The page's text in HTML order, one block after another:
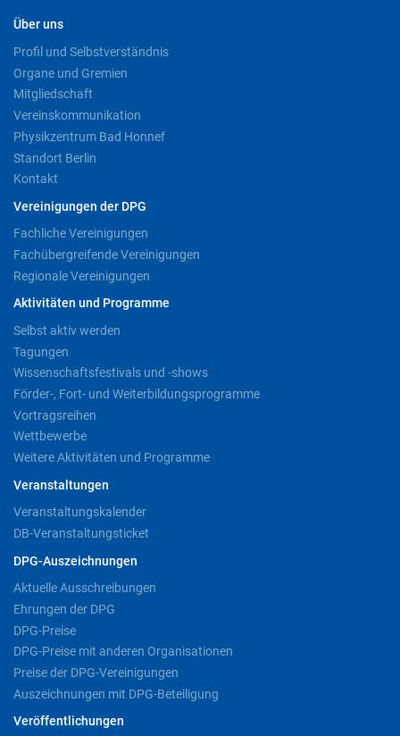
Über uns
Profil und Selbstverständnis
Organe und Gremien
Mitgliedschaft
Vereinskommunikation
Physikzentrum Bad Honnef
Standort Berlin
Kontakt
Vereinigungen der DPG
Fachliche Vereinigungen
Fachübergreifende Vereinigungen
Regionale Vereinigungen
Aktivitäten und Programme
Selbst aktiv werden
Tagungen
Wissenschaftsfestivals und -shows
Förder-, Fort- und Weiterbildungsprogramme
Vortragsreihen
Wettbewerbe
Weitere Aktivitäten und Programme
Veranstaltungen
Veranstaltungskalender
DB-Veranstaltungsticket
DPG-Auszeichnungen
Aktuelle Ausschreibungen
Ehrungen der DPG
DPG-Preise
DPG-Preise mit anderen Organisationen
Preise der DPG-Vereinigungen
Auszeichnungen mit DPG-Beteiligung
Veröffentlichungen